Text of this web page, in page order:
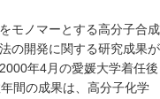
モノマーとする高分子合成
の開発に関する研究成果が
年4月の愛媛大学着任後
間の成果は、高分子化学